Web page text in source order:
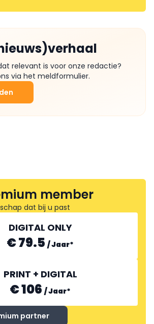
relevant is voor onze redactie?
via het meldformulier.
member
dat bij u past
DIGITAL ONLY
€ 79.5 /Jaar*
PRINT + DIGITAL
€ 106 /Jaar*
partner